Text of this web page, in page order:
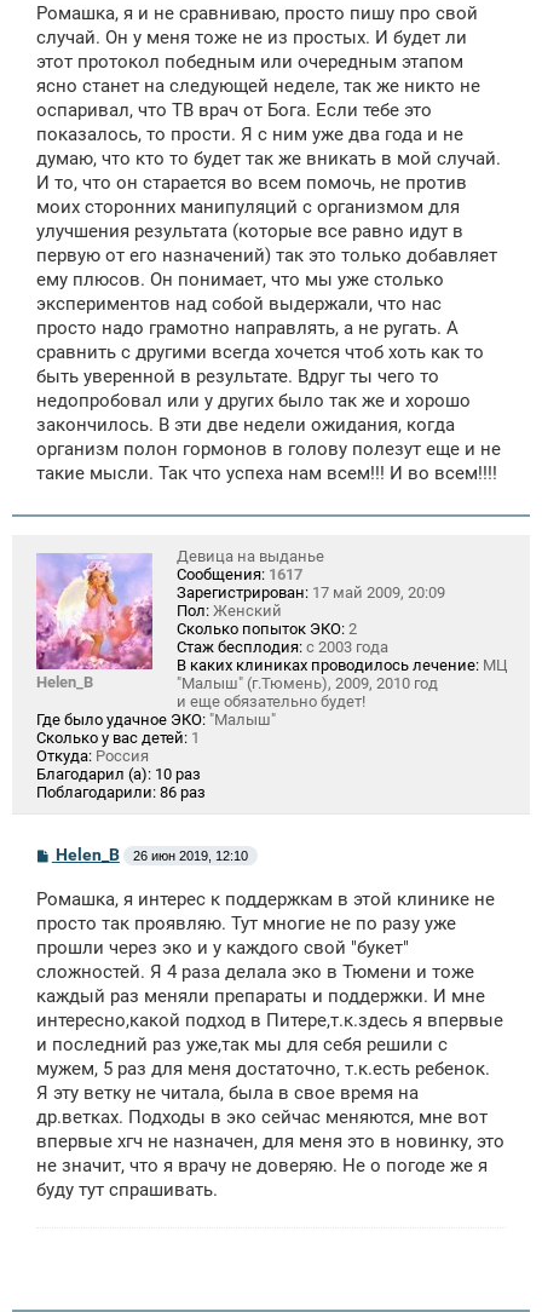
б
щ
е
н
и
Ромашка, я и не сравниваю, просто пишу про свой
случай. Он у меня тоже не из простых. И будет ли
этот протокол победным или очередным этапом
ясно станет на следующей неделе, так же никто не
оспаривал, что ТВ врач от Бога. Если тебе это
показалось, то прости. Я с ним уже два года и не
думаю, что кто то будет так же вникать в мой случай.
И то, что он старается во всем помочь, не против
моих сторонних манипуляций с организмом для
улучшения результата (которые все равно идут в
первую от его назначений) так это только добавляет
ему плюсов. Он понимает, что мы уже столько
экспериментов над собой выдержали, что нас
просто надо грамотно направлять, а не ругать. А
сравнить с другими всегда хочется чтоб хоть как то
быть уверенной в результате. Вдруг ты чего то
недопробовал или у других было так же и хорошо
закончилось. В эти две недели ожидания, когда
организм полон гормонов в голову полезут еще и не
такие мысли. Так что успеха нам всем!!! И во всем!!!!
Helen_B
Девица на выданье
Сообщения: 1617
Зарегистрирован: 17 май 2009, 20:09
Пол: Женский
Сколько попыток ЭКО: 2
Стаж бесплодия: с 2003 года
В каких клиниках проводилось лечение: МЦ
"Малыш" (г.Тюмень), 2009, 2010 год
и еще обязательно будет!
Где было удачное ЭКО: "Малыш"
Сколько у вас детей: 1
Откуда: Россия
Благодарил (а): 10 раз
Поблагодарили: 86 раз
С
о
б
щ
е
н
и
Helen_B 26 июн 2019, 12:10
Ромашка, я интерес к поддержкам в этой клинике не
просто так проявляю. Тут многие не по разу уже
прошли через эко и у каждого свой "букет"
сложностей. Я 4 раза делала эко в Тюмени и тоже
каждый раз меняли препараты и поддержки. И мне
интересно,какой подход в Питере,т.к.здесь я впервые
и последний раз уже,так мы для себя решили с
мужем, 5 раз для меня достаточно, т.к.есть ребенок.
Я эту ветку не читала, была в свое время на
др.ветках. Подходы в эко сейчас меняются, мне вот
впервые хгч не назначен, для меня это в новинку, это
не значит, что я врачу не доверяю. Не о погоде же я
буду тут спрашивать.